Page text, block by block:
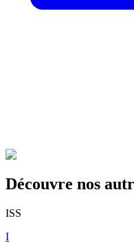
Découvre nos
ISS
I